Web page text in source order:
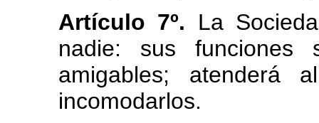
Artículo 7º. La
nadie: sus funciones
amigables; atenderá
incomodarlos.